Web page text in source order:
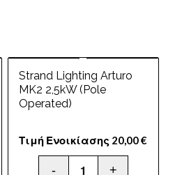
Strand Lighting Arturo
MK2 2,5kW (Pole
Operated)
Τιμή Ενοικίασης 20,00€